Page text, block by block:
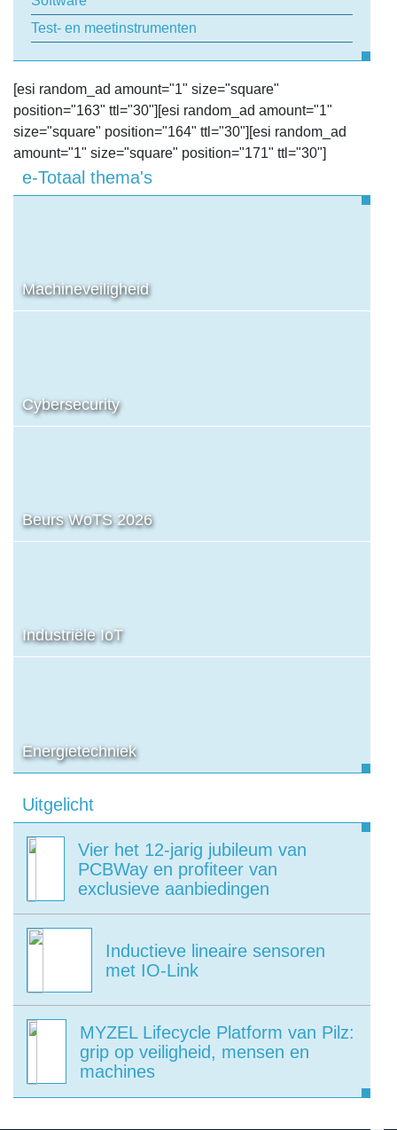
Test- en meetinstrumenten
[esi random_ad amount="1" size="square"
position="163" ttl="30"][esi random_ad amount="1"
size="square" position="164" ttl="30"][esi random_ad
amount="1" size="square" position="171" ttl="30"]
e-Totaal thema's
Machineveiligheid
Cybersecurity
Beurs WoTS 2026
Industriële IoT
Energietechniek
Uitgelicht
Vier het 12-jarig jubileum van
PCBWay en profiteer van
exclusieve aanbiedingen
Inductieve lineaire sensoren
met IO-Link
MYZEL Lifecycle Platform van Pilz:
grip op veiligheid, mensen en
machines